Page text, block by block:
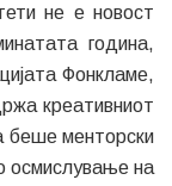
не е новост
година,
Фонкламе,
креативниот
беше менторски
осмислување на